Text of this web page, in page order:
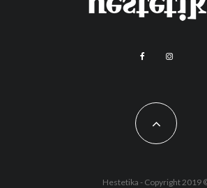
Hestetika - Copyright 2019